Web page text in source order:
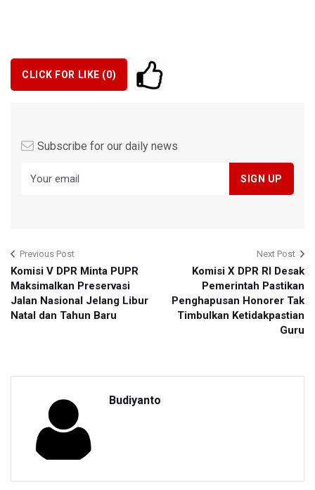
CLICK FOR LIKE (0)
Subscribe for our daily news
Previous Post
Komisi V DPR Minta PUPR
Maksimalkan Preservasi
Jalan Nasional Jelang Libur
Natal dan Tahun Baru
Next Post
Komisi X DPR RI Desak
Pemerintah Pastikan
Penghapusan Honorer Tak
Timbulkan Ketidakpastian
Guru
Budiyanto